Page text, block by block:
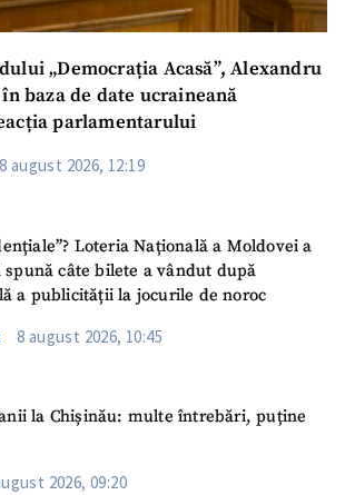
„Democrația Acasă”, Alexandru
baza de date ucraineană
parlamentarului
8 august 2026, 12:19
Loteria Națională a Moldovei a
câte bilete a vândut după
a publicității la jocurile de noroc
8 august 2026, 10:45
la Chișinău: multe întrebări, puține
2026, 09:20